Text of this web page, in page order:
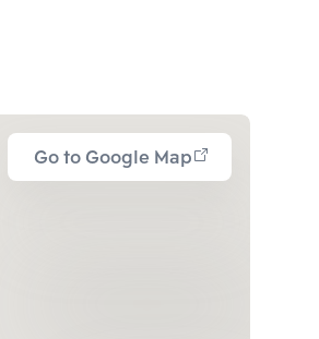
Go to Google Map